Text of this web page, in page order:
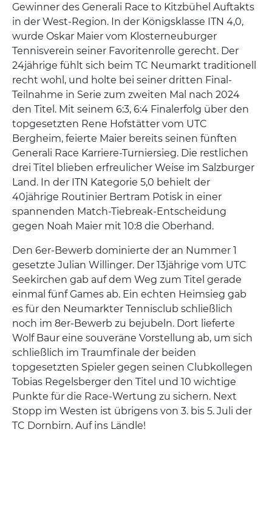
Gewinner des Generali Race to Kitzbühel Auftakts
in der West-Region. In der Königsklasse ITN 4,0,
wurde Oskar Maier vom Klosterneuburger
Tennisverein seiner Favoritenrolle gerecht. Der
24jährige fühlt sich beim TC Neumarkt traditionell
recht wohl, und holte bei seiner dritten Final-
Teilnahme in Serie zum zweiten Mal nach 2024
den Titel. Mit seinem 6:3, 6:4 Finalerfolg über den
topgesetzten Rene Hofstätter vom UTC
Bergheim, feierte Maier bereits seinen fünften
Generali Race Karriere-Turniersieg. Die restlichen
drei Titel blieben erfreulicher Weise im Salzburger
Land. In der ITN Kategorie 5,0 behielt der
40jährige Routinier Bertram Potisk in einer
spannenden Match-Tiebreak-Entscheidung
gegen Noah Maier mit 10:8 die Oberhand.
Den 6er-Bewerb dominierte der an Nummer 1
gesetzte Julian Willinger. Der 13jährige vom UTC
Seekirchen gab auf dem Weg zum Titel gerade
einmal fünf Games ab. Ein echten Heimsieg gab
es für den Neumarkter Tennisclub schließlich
noch im 8er-Bewerb zu bejubeln. Dort lieferte
Wolf Baur eine souveräne Vorstellung ab, um sich
schließlich im Traumfinale der beiden
topgesetzten Spieler gegen seinen Clubkollegen
Tobias Regelsberger den Titel und 10 wichtige
Punkte für die Race-Wertung zu sichern. Next
Stopp im Westen ist übrigens von 3. bis 5. Juli der
TC Dornbirn. Auf ins Ländle!